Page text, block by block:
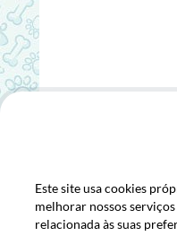
Este site usa cookies
melhorar nossos
relacionada às suas